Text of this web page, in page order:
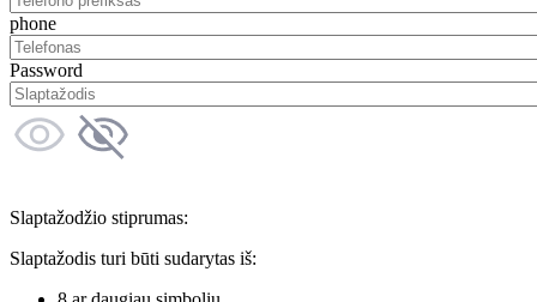
phone
Password
Slaptažodžio stiprumas:
Slaptažodis turi būti sudarytas iš: